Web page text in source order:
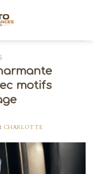
motifs
CHARLOTTE